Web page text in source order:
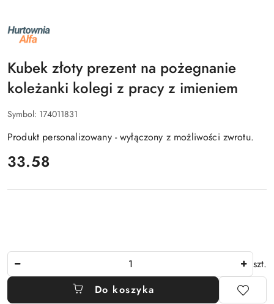
NAZWA
PRODUCENTA:
ALFA
Kubek złoty prezent na pożegnanie
koleżanki kolegi z pracy z imieniem
Symbol: 174011831
Produkt personalizowany - wyłączony z możliwości zwrotu.
cena:
33.58
szt.
Do koszyka